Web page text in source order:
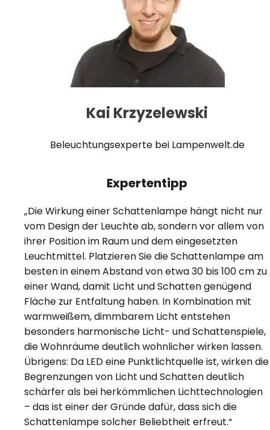
Kai Krzyzelewski
Beleuchtungsexperte bei Lampenwelt.de
Expertentipp
„Die Wirkung einer Schattenlampe hängt nicht nur
vom Design der Leuchte ab, sondern vor allem von
ihrer Position im Raum und dem eingesetzten
Leuchtmittel. Platzieren Sie die Schattenlampe am
besten in einem Abstand von etwa 30 bis 100 cm zu
einer Wand, damit Licht und Schatten genügend
Fläche zur Entfaltung haben. In Kombination mit
warmweißem, dimmbarem Licht entstehen
besonders harmonische Licht- und Schattenspiele,
die Wohnräume deutlich wohnlicher wirken lassen.
Übrigens: Da LED eine Punktlichtquelle ist, wirken die
Begrenzungen von Licht und Schatten deutlich
schärfer als bei herkömmlichen Lichttechnologien
– das ist einer der Gründe dafür, dass sich die
Schattenlampe solcher Beliebtheit erfreut.“